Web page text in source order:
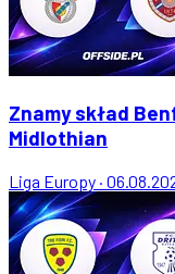
Znamy skład
Midlothian
Liga Europy ·